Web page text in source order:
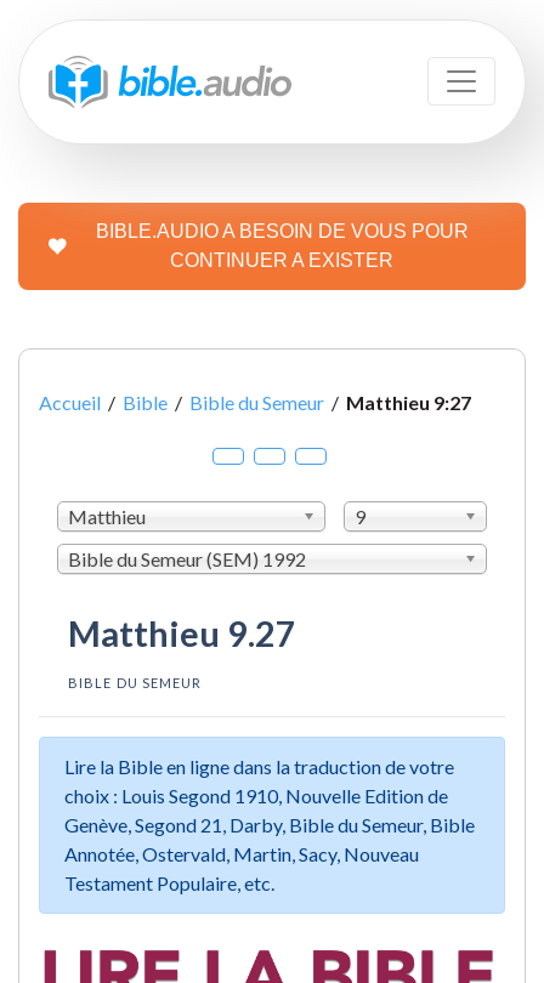
BIBLE.AUDIO A BESOIN DE VOUS POUR
CONTINUER A EXISTER
Accueil / Bible / Bible du Semeur / Matthieu 9:27
Matthieu
9
Bible du Semeur (SEM) 1992
Matthieu 9.27
BIBLE DU SEMEUR
Lire la Bible en ligne dans la traduction de votre
choix : Louis Segond 1910, Nouvelle Edition de
Genève, Segond 21, Darby, Bible du Semeur, Bible
Annotée, Ostervald, Martin, Sacy, Nouveau
Testament Populaire, etc.